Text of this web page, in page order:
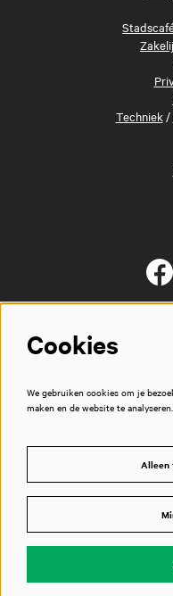
Techniek/
Cookies
We gebruiken cookies om je
maken en de website te analyseren.
Alleen